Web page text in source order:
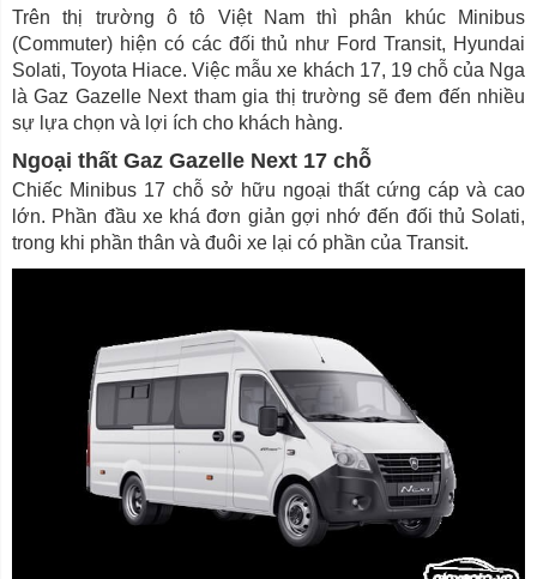
Trên thị trường ô tô Việt Nam thì phân khúc Minibus
(Commuter) hiện có các đối thủ như Ford Transit, Hyundai
Solati, Toyota Hiace. Việc mẫu xe khách 17, 19 chỗ của Nga
là Gaz Gazelle Next tham gia thị trường sẽ đem đến nhiều
sự lựa chọn và lợi ích cho khách hàng.
Ngoại thất Gaz Gazelle Next 17 chỗ
Chiếc Minibus 17 chỗ sở hữu ngoại thất cứng cáp và cao
lớn. Phần đầu xe khá đơn giản gợi nhớ đến đối thủ Solati,
trong khi phần thân và đuôi xe lại có phần của Transit.